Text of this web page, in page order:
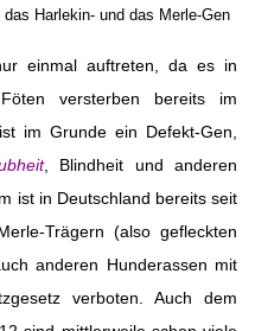
Harlekin- und das Merle-Gen
einmal auftreten, da es in
versterben bereits im
im Grunde ein Defekt-Gen,
, Blindheit und anderen
ist in Deutschland bereits seit
Trägern (also gefleckten
anderen Hunderassen mit
verboten. Auch dem